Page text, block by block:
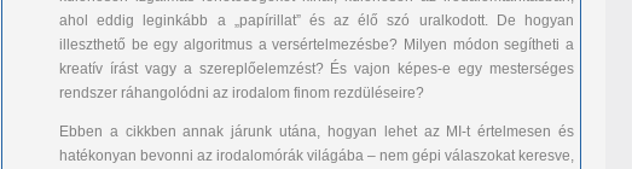
ahol eddig leginkább a „papírillat” és az élő szó uralkodott. De hogyan
illeszthető be egy algoritmus a versértelmezésbe? Milyen módon segítheti a
kreatív írást vagy a szereplőelemzést? És vajon képes-e egy mesterséges
rendszer ráhangolódni az irodalom finom rezdüléseire?
Ebben a cikkben annak járunk utána, hogyan lehet az MI-t értelmesen és
hatékonyan bevonni az irodalomórák világába – nem gépi válaszokat keresve,